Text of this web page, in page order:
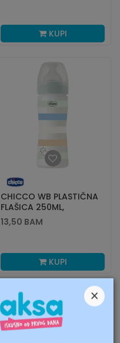
KUPI
CHICCO WB PLASTIČNA
FLAŠICA 250ML,
SILIKON,DEČ.
13,50 BAM
KUPI
×